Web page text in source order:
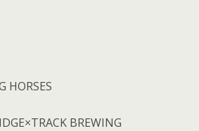
HORSES
BREWING